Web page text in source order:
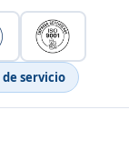
servicio